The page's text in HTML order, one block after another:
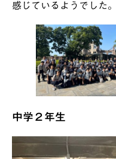
感じているようでした。
中学２年生